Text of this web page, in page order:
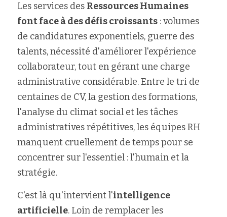
Les services des Ressources Humaines
font face à des défis croissants : volumes
de candidatures exponentiels, guerre des
talents, nécessité d'améliorer l'expérience
collaborateur, tout en gérant une charge
administrative considérable. Entre le tri de
centaines de CV, la gestion des formations,
l'analyse du climat social et les tâches
administratives répétitives, les équipes RH
manquent cruellement de temps pour se
concentrer sur l'essentiel : l'humain et la
stratégie.
C'est là qu'intervient l'intelligence
artificielle. Loin de remplacer les